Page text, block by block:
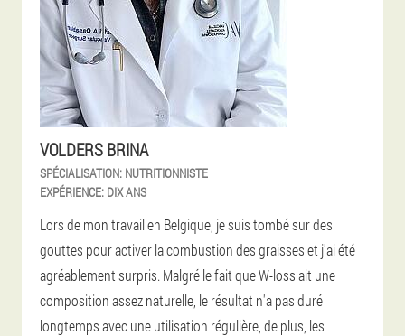
VOLDERS BRINA
SPÉCIALISATION: NUTRITIONNISTE
EXPÉRIENCE: DIX ANS
Lors de mon travail en Belgique, je suis tombé sur des
gouttes pour activer la combustion des graisses et j'ai été
agréablement surpris. Malgré le fait que W-loss ait une
composition assez naturelle, le résultat n'a pas duré
longtemps avec une utilisation régulière, de plus, les